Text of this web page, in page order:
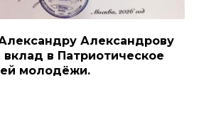
Александрову
вклад в Патриотическое
молодёжи.